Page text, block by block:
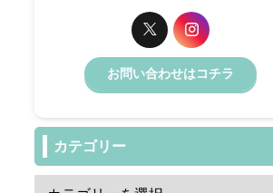
お問い合わせはコチラ
カテゴリー